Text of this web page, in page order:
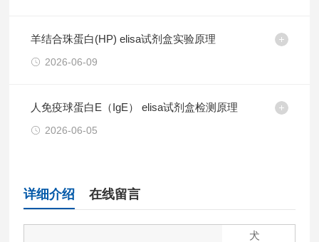
羊结合珠蛋白(HP) elisa试剂盒实验原理
2026-06-09
人免疫球蛋白E（IgE） elisa试剂盒检测原理
2026-06-05
详细介绍 在线留言
犬